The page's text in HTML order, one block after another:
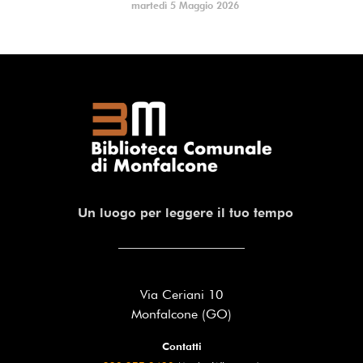
martedì 5 Maggio 2026
Un luogo per leggere il tuo tempo
Via Ceriani 10
Monfalcone (GO)
Contatti